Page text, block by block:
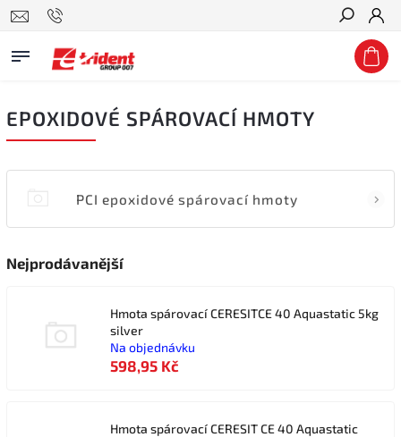
Hledat
EPOXIDOVÉ SPÁROVACÍ HMOTY
PCI epoxidové spárovací hmoty
Nejprodávanější
Hmota spárovací CERESITCE 40 Aquastatic 5kg
silver
Na objednávku
598,95 Kč
Hmota spárovací CERESIT CE 40 Aquastatic